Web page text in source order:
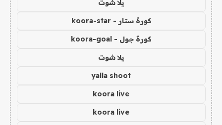
يلا شوت
كورة ستار - koora-star
كورة جول - koora-goal
يلا شوت
yalla shoot
koora live
koora live